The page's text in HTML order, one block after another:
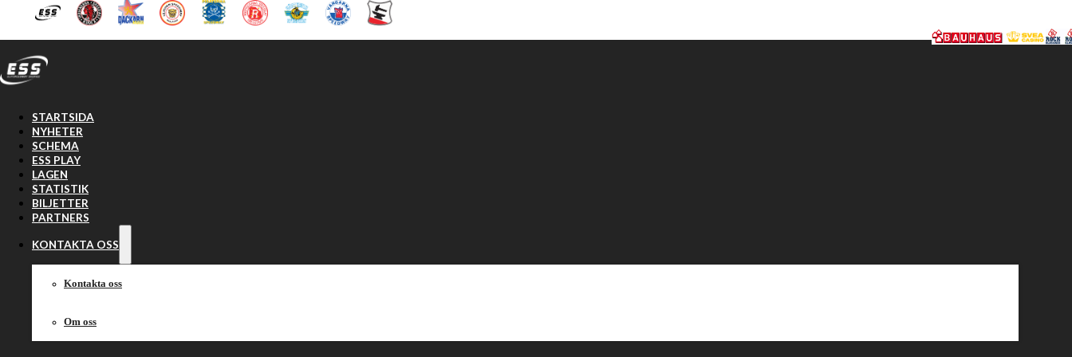
Hoppa till huvudinnehåll Hoppa till sidfot
STARTSIDA
NYHETER
SCHEMA
ESS PLAY
LAGEN
STATISTIK
BILJETTER
PARTNERS
KONTAKTA OSS
Kontakta oss
Om oss